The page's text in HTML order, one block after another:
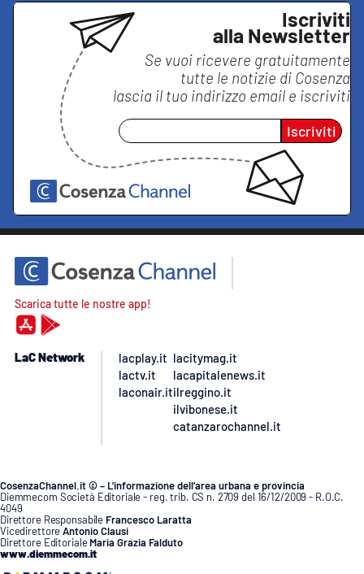
Iscriviti
alla Newsletter
Se vuoi ricevere gratuitamente
tutte le notizie di Cosenza
lascia il tuo indirizzo email e iscriviti
Iscriviti
Scarica tutte le nostre app!
LaC Network
lacplay.it
lactv.it
laconair.it
lacitymag.it
lacapitalenews.it
ilreggino.it
ilvibonese.it
catanzarochannel.it
CosenzaChannel.it © – L’informazione dell’area urbana e provincia
Diemmecom Società Editoriale - reg. trib. CS n. 2709 del 16/12/2009 - R.O.C.
4049
Direttore Responsabile Francesco Laratta
VicedirettoreAntonio Clausi
Direttore Editoriale Maria Grazia Falduto
www.diemmecom.it